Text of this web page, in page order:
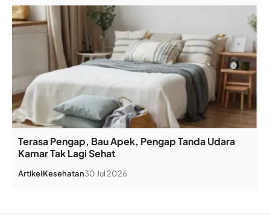
Terasa Pengap, Bau Apek, Pengap Tanda Udara
Kamar Tak Lagi Sehat
ArtikelKesehatan30 Jul 2026